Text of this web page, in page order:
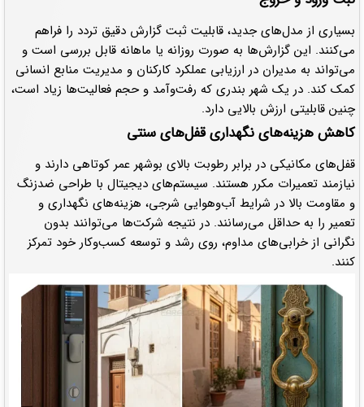
بسیاری از مدل‌های جدید، قابلیت ثبت گزارش دقیق تردد را فراهم
می‌کنند. این گزارش‌ها به صورت روزانه یا ماهانه قابل بررسی است و
می‌تواند به مدیران در ارزیابی عملکرد کارکنان و مدیریت منابع انسانی
کمک کند. در یک شهر بندری که رفت‌وآمد و حجم فعالیت‌ها زیاد است،
چنین قابلیتی ارزش بالایی دارد.
کاهش هزینه‌های نگهداری قفل‌های سنتی
قفل‌های مکانیکی در برابر رطوبت بالای بوشهر عمر کوتاهی دارند و
نیازمند تعمیرات مکرر هستند. سیستم‌های دیجیتال با طراحی ضدزنگ
و مقاومت بالا در شرایط آب‌وهوایی شرجی، هزینه‌های نگهداری و
تعمیر را به حداقل می‌رسانند. در نتیجه شرکت‌ها می‌توانند بدون
نگرانی از خرابی‌های مداوم، روی رشد و توسعه کسب‌وکار خود تمرکز
کنند.